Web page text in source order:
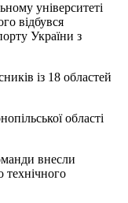
університеті
відбувся
України з
із 18 областей
області
внесли
технічного